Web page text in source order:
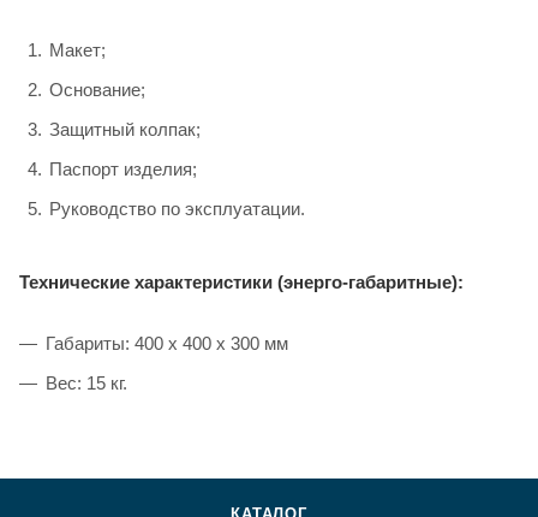
Макет;
Основание;
Защитный колпак;
Паспорт изделия;
Руководство по эксплуатации.
Технические характеристики (энерго-габаритные):
Габариты: 400 х 400 х 300 мм
Вес: 15 кг.